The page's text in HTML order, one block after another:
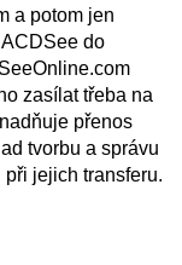
a potom jen
do
zasílat třeba na
přenos
tvorbu a správu
jejich transferu.